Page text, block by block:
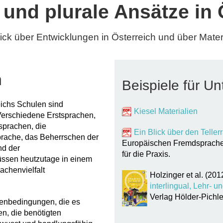
und plurale Ansätze in
über Entwicklungen in Österreich und über
Schulen sind
Erstsprachen,
die
das Beherrschen der
der
heutzutage in einem
die es
die benötigten
Beispiele für
Kiesel Materialien
Ein Blick über den
Europäischen
für die Praxis.
Holzinger et al.
interlingual, Lehr-
Verlag Hölder-